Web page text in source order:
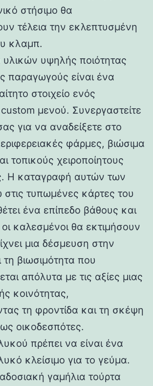
στήσιμο θα
τέλεια την εκλεπτυσμένη
κλαμπ.
υψηλής ποιότητας
παραγωγούς είναι ένα
στοιχείο ενός
μενού. Συνεργαστείτε
για να αναδείξετε στο
φάρμες, βιώσιμα
τοπικούς χειροποίητους
Η καταγραφή αυτών των
τυπωμένες κάρτες του
ένα επίπεδο βάθους και
καλεσμένοι θα εκτιμήσουν
μια δέσμευση στην
τη βιωσιμότητα που
απόλυτα με τις αξίες μιας
κοινότητας,
τη φροντίδα και τη σκέψη
οικοδεσπότες.
πρέπει να είναι ένα
κλείσιμο για το γεύμα.
γαμήλια τούρτα